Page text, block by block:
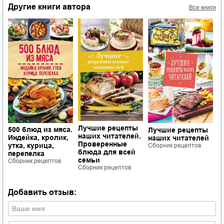
Другие книги автора Все книги
500 блюд из мяса.
Индейка, кролик,
утка, курица,
перепелка
Сборник рецептов
Лучшие рецепты
наших читателей.
Проверенные
блюда для всей
семьи
Сборник рецептов
Лучшие рецепты
наших читателей
Сборник рецептов
Добавить отзыв: